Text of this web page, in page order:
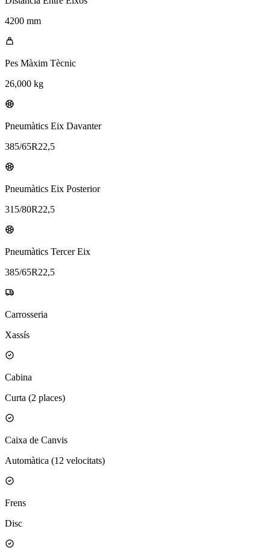
4200 mm
Pes Màxim Tècnic
26,000 kg
Pneumàtics Eix Davanter
385/65R22,5
Pneumàtics Eix Posterior
315/80R22,5
Pneumàtics Tercer Eix
385/65R22,5
Carrosseria
Xassís
Cabina
Curta (2 places)
Caixa de Canvis
Automàtica (12 velocitats)
Frens
Disc